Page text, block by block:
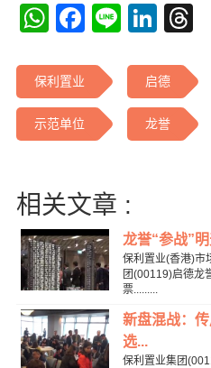
WhatsApp
Facebook
Line
保利置业 启德
示范单位 龙誉
相关文章 :
龙誉“参战”
保利置业(香港)市
团(00119)启德龙
票.........
新盘混战：
选...
保利置业集团